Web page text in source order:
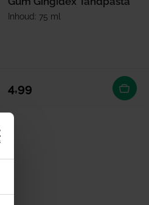
Inhoud: 75 ml
Normale prijs
4,99